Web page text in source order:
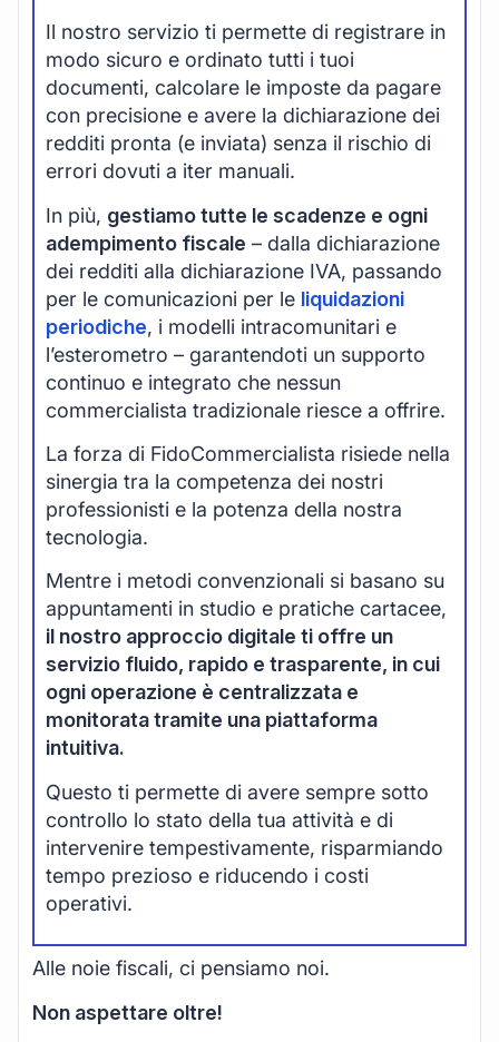
Il nostro servizio ti permette di registrare in
modo sicuro e ordinato tutti i tuoi
documenti, calcolare le imposte da pagare
con precisione e avere la dichiarazione dei
redditi pronta (e inviata) senza il rischio di
errori dovuti a iter manuali.
In più, gestiamo tutte le scadenze e ogni
adempimento fiscale – dalla dichiarazione
dei redditi alla dichiarazione IVA, passando
per le comunicazioni per le liquidazioni
periodiche, i modelli intracomunitari e
l’esterometro – garantendoti un supporto
continuo e integrato che nessun
commercialista tradizionale riesce a offrire.
La forza di FidoCommercialista risiede nella
sinergia tra la competenza dei nostri
professionisti e la potenza della nostra
tecnologia.
Mentre i metodi convenzionali si basano su
appuntamenti in studio e pratiche cartacee,
il nostro approccio digitale ti offre un
servizio fluido, rapido e trasparente, in cui
ogni operazione è centralizzata e
monitorata tramite una piattaforma
intuitiva.
Questo ti permette di avere sempre sotto
controllo lo stato della tua attività e di
intervenire tempestivamente, risparmiando
tempo prezioso e riducendo i costi
operativi.
Alle noie fiscali, ci pensiamo noi.
Non aspettare oltre!